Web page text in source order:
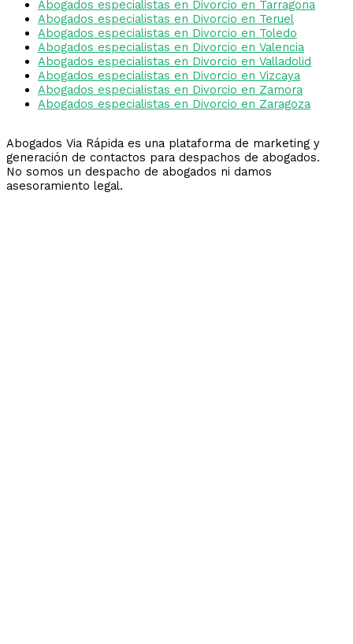
Abogados especialistas en Divorcio en Tarragona
Abogados especialistas en Divorcio en Teruel
Abogados especialistas en Divorcio en Toledo
Abogados especialistas en Divorcio en Valencia
Abogados especialistas en Divorcio en Valladolid
Abogados especialistas en Divorcio en Vizcaya
Abogados especialistas en Divorcio en Zamora
Abogados especialistas en Divorcio en Zaragoza
Abogados Via Rápida es una plataforma de marketing y
generación de contactos para despachos de abogados.
No somos un despacho de abogados ni damos
asesoramiento legal.